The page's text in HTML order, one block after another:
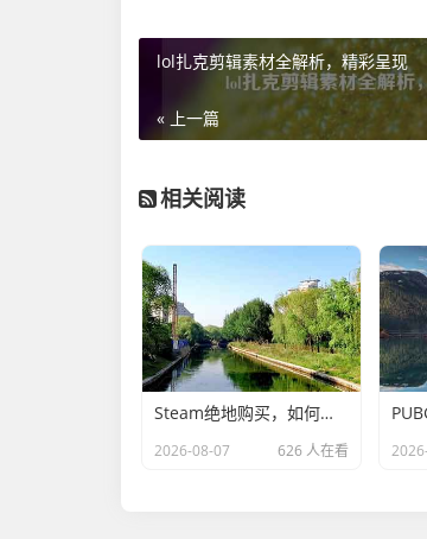
lol扎克剪辑素材全解析，精彩呈现
« 上一篇
相关阅读
Steam绝地购买，如何以最低成本获得热门游戏
2026-08-07 626 人在看